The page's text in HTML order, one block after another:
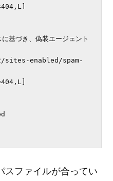
スファイルが合ってい